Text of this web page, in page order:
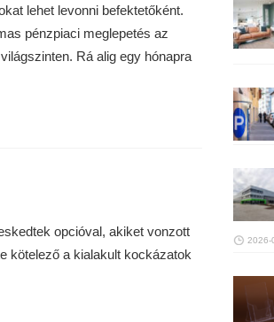
lehet levonni befektetőként.
pénzpiaci meglepetés az
Rá alig egy hónapra
opcióval, akiket vonzott
kötelező a kialakult kockázatok
2026-